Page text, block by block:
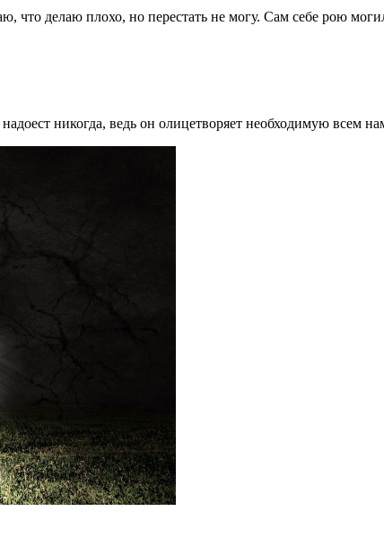
что делаю плохо, но перестать не могу. Сам себе рою
никогда, ведь он олицетворяет необходимую всем